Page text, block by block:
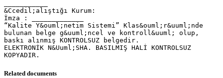
&Ccedil;alıştığı Kurum:
İmza : _____________
“Kalite Y&ouml;netim Sistemi” Klas&ouml;r&uuml;nde
bulunan belge g&uuml;ncel ve kontroll&uuml; olup,
baskı alınmış KONTROLSUZ belgedir.
ELEKTRONİK N&Uuml;SHA. BASILMIŞ HALİ KONTROLSUZ
Related documents